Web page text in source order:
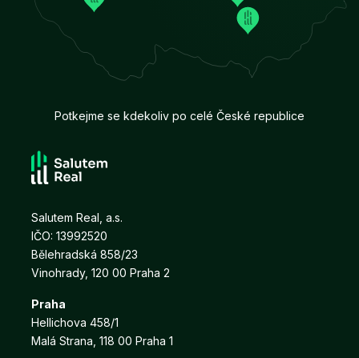
Potkejme se kdekoliv po celé České republice
Salutem Real, a.s.
IČO: 13992520
Bělehradská 858/23
Vinohrady, 120 00 Praha 2
Praha
Hellichova 458/1
Malá Strana, 118 00 Praha 1